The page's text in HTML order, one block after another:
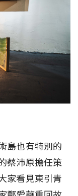
島也有特別的
蔡沛原擔任策
家看見東引青